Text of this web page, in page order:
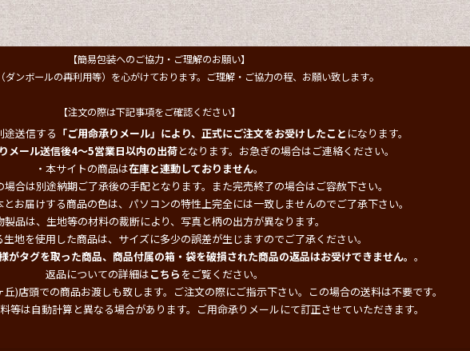
絞り込む
【簡易包装へのご協力・ご理解のお願い】
ダンボールの再利用等）を心がけております。ご理解・ご協力の程、お願い致します。
【注文の際は下記事項をご確認ください】
途送信する 「ご用命承りメール」により、正式にご注文をお受けしたこと になります。
メール送信後4～5営業日以内の出荷となります。お急ぎの場合はご連絡ください。
・本サイトの商品は在庫と連動しておりません。
合は別途納期ご了承後の手配となります。また完売終了の場合はご容赦下さい。
とお届けする商品の色は、パソコンの特性上完全には一致しませんのでご了承下さい。
製品は、生地等の材料の裁断により、写真と柄の出方が異なります。
生地を使用した商品は、サイズに多少の誤差が生じますのでご了承ください。
がタグを取った商品、商品付属の箱・袋を破損された商品の返品はお受けできません。 。
返品についての詳細はこちらをご覧ください。
)店頭での商品お渡しも致します。ご注文の際にご指示下さい。この場合の送料は不要です。
等は自動計算と異なる場合があります。ご用命承りメールにて訂正させていただきます。